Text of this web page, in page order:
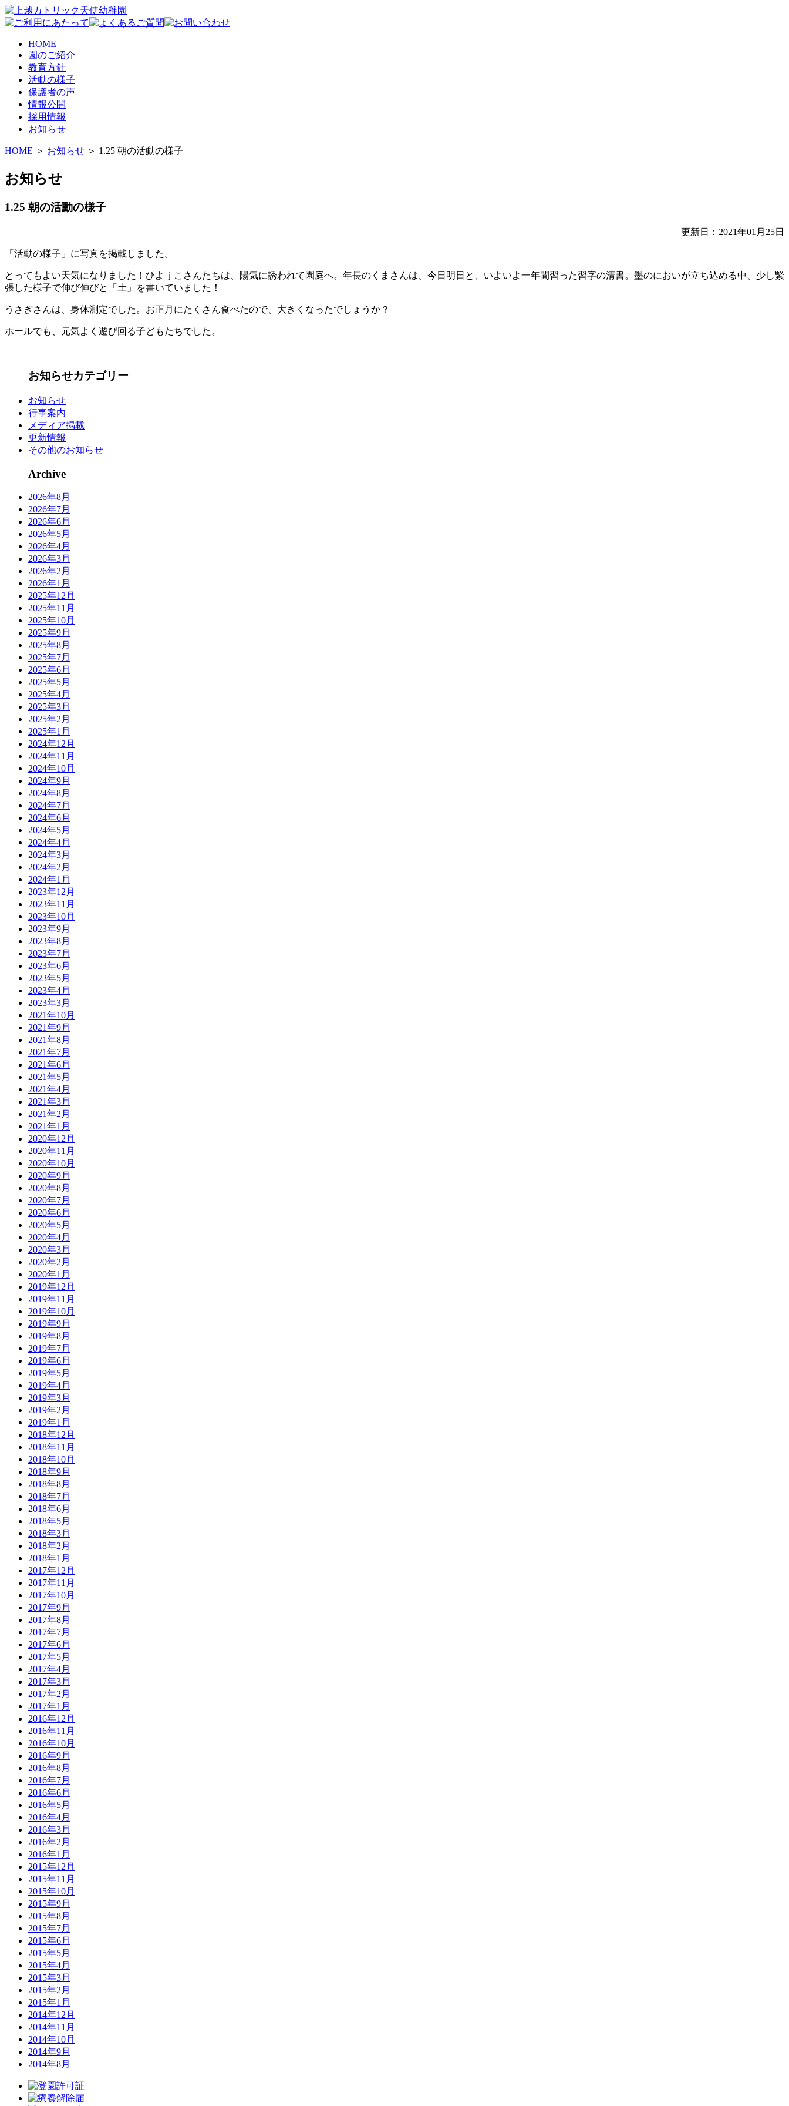
HOME
園のご紹介
教育方針
活動の様子
保護者の声
情報公開
採用情報
お知らせ
HOME ＞ お知らせ ＞ 1.25 朝の活動の様子
お知らせ
1.25 朝の活動の様子
更新日：2021年01月25日
「活動の様子」に写真を掲載しました。
とってもよい天気になりました！ひよｊこさんたちは、陽気に誘われて園庭へ。年長のくまさんは、今日明日と、いよいよ一年間習った習字の清書。墨のにおいが立ち込める中、少し緊
張した様子で伸び伸びと「土」を書いていました！
うさぎさんは、身体測定でした。お正月にたくさん食べたので、大きくなったでしょうか？
ホールでも、元気よく遊び回る子どもたちでした。
お知らせカテゴリー
お知らせ
行事案内
メディア掲載
更新情報
その他のお知らせ
Archive
2026年8月
2026年7月
2026年6月
2026年5月
2026年4月
2026年3月
2026年2月
2026年1月
2025年12月
2025年11月
2025年10月
2025年9月
2025年8月
2025年7月
2025年6月
2025年5月
2025年4月
2025年3月
2025年2月
2025年1月
2024年12月
2024年11月
2024年10月
2024年9月
2024年8月
2024年7月
2024年6月
2024年5月
2024年4月
2024年3月
2024年2月
2024年1月
2023年12月
2023年11月
2023年10月
2023年9月
2023年8月
2023年7月
2023年6月
2023年5月
2023年4月
2023年3月
2021年10月
2021年9月
2021年8月
2021年7月
2021年6月
2021年5月
2021年4月
2021年3月
2021年2月
2021年1月
2020年12月
2020年11月
2020年10月
2020年9月
2020年8月
2020年7月
2020年6月
2020年5月
2020年4月
2020年3月
2020年2月
2020年1月
2019年12月
2019年11月
2019年10月
2019年9月
2019年8月
2019年7月
2019年6月
2019年5月
2019年4月
2019年3月
2019年2月
2019年1月
2018年12月
2018年11月
2018年10月
2018年9月
2018年8月
2018年7月
2018年6月
2018年5月
2018年3月
2018年2月
2018年1月
2017年12月
2017年11月
2017年10月
2017年9月
2017年8月
2017年7月
2017年6月
2017年5月
2017年4月
2017年3月
2017年2月
2017年1月
2016年12月
2016年11月
2016年10月
2016年9月
2016年8月
2016年7月
2016年6月
2016年5月
2016年4月
2016年3月
2016年2月
2016年1月
2015年12月
2015年11月
2015年10月
2015年9月
2015年8月
2015年7月
2015年6月
2015年5月
2015年4月
2015年3月
2015年2月
2015年1月
2014年12月
2014年11月
2014年10月
2014年9月
2014年8月